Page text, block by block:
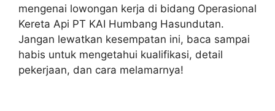
mengenai lowongan kerja di bidang Operasional
Kereta Api PT KAI Humbang Hasundutan.
Jangan lewatkan kesempatan ini, baca sampai
habis untuk mengetahui kualifikasi, detail
pekerjaan, dan cara melamarnya!